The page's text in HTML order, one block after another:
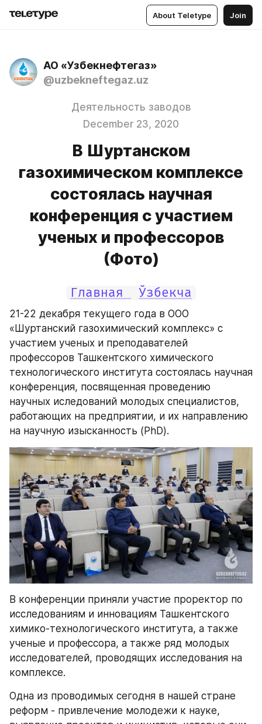
About Teletype Join
АО «Узбекнефтегаз»
@uzbekneftegaz.uz
Деятельность заводов
December 23, 2020
В Шуртанском
газохимическом комплексе
состоялась научная
конференция с участием
ученых и профессоров
(Фото)
Главная Ўзбекча
21-22 декабря текущего года в ООО
«Шуртанский газохимический комплекс» с
участием ученых и преподавателей
профессоров Ташкентского химического
технологического института состоялась научная
конференция, посвященная проведению
научных иследований молодых специалистов,
работающих на предприятии, и их направлению
на научную изысканность (PhD).
В конференции приняли участие проректор по
исследованиям и инновациям Ташкентского
химико-технологического института, а также
ученые и профессора, а также ряд молодых
исследователей, проводящих исследования на
комплексе.
Одна из проводимых сегодня в нашей стране
реформ - привлечение молодежи к науке,